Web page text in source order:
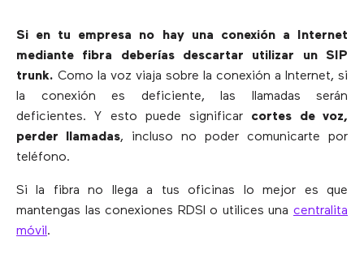
Si en tu empresa no hay una conexión a Internet
mediante fibra deberías descartar utilizar un SIP
trunk. Como la voz viaja sobre la conexión a Internet, si
la conexión es deficiente, las llamadas serán
deficientes. Y esto puede significar cortes de voz,
perder llamadas, incluso no poder comunicarte por
teléfono.
Si la fibra no llega a tus oficinas lo mejor es que
mantengas las conexiones RDSI o utilices una centralita
móvil .